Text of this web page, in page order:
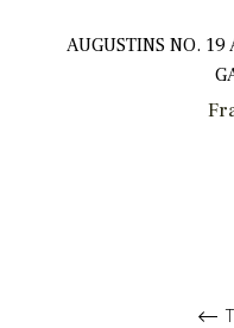
AUGUSTINS NO. 19